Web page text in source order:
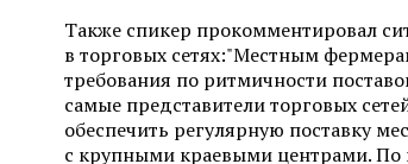
Также спикер прокомментировал
в торговых сетях:"Местным
требования по ритмичности
самые представители торговых
обеспечить регулярную поставку
с крупными краевыми центрами. По